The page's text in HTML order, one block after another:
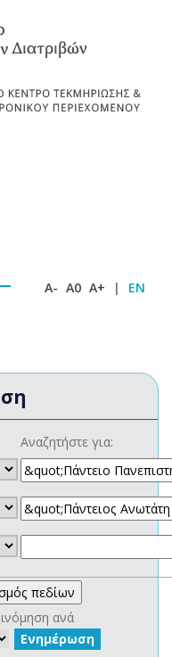
A- A0 A+ | EN
Αναζητήστε για:
ανά